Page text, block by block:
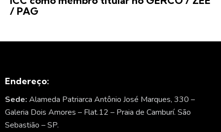
/ PAG
Endereço:
Sede: Alameda Patriarca Antônio José Marques, 330 –
Galeria Dois Amores – Flat.12 – Praia de Camburí. São
Sebastião – SP.